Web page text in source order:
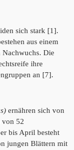
sich stark [1].
aus einem
Nachwuchs. Die
ihre
an [7].
ernähren sich von
von 52
bis April besteht
jungen Blättern mit